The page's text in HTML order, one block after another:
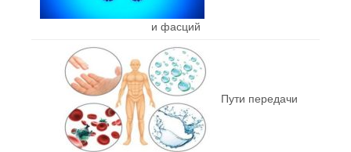
и фасций
Пути передачи